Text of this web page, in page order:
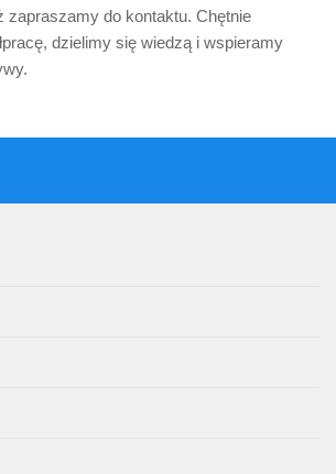
zapraszamy do kontaktu. Chętnie
dzielimy się wiedzą i wspieramy